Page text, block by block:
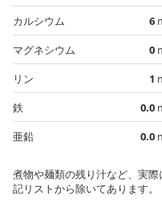
カルシウム
6
マグネシウム
0
リン
1
鉄
0.0
亜鉛
0.0
煮物や麺類の残り汁など、実
記リストから除いてあります。